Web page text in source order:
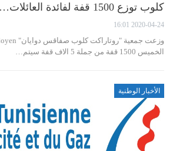
كلوب توزع 1500 قفة لفائدة العائلات…
2020-04-24 16:01
الخميس 1500 قفة من جملة 5 الاف قفة سيتم…
الأخبار الوطنية